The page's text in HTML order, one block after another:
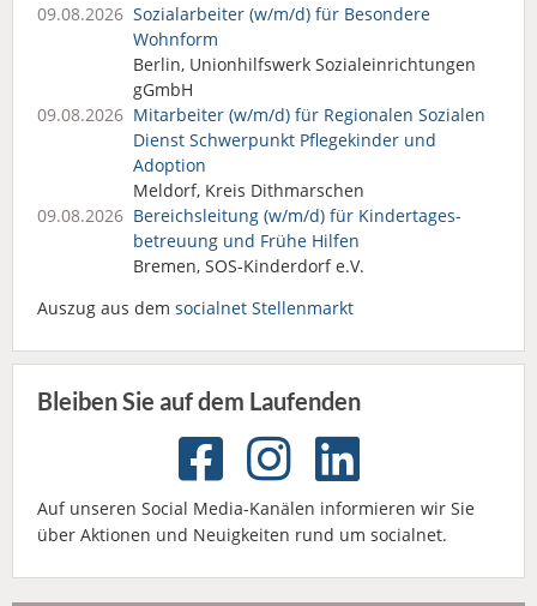
09.08.2026 Sozialarbeiter (w/m/d) für Besondere
Wohnform
Berlin, Unionhilfswerk Sozialeinrichtungen
gGmbH
09.08.2026 Mitarbeiter (w/m/d) für Regionalen Sozialen
Dienst Schwerpunkt Pflegekinder und
Adoption
Meldorf, Kreis Dithmarschen
09.08.2026 Bereichsleitung (w/m/d) für Kindertages­
betreuung und Frühe Hilfen
Bremen, SOS-Kinderdorf e.V.
Auszug aus dem socialnet Stellenmarkt
Bleiben Sie auf dem Laufenden
Auf unseren Social Media-Kanälen informieren wir Sie
über Aktionen und Neuigkeiten rund um socialnet.